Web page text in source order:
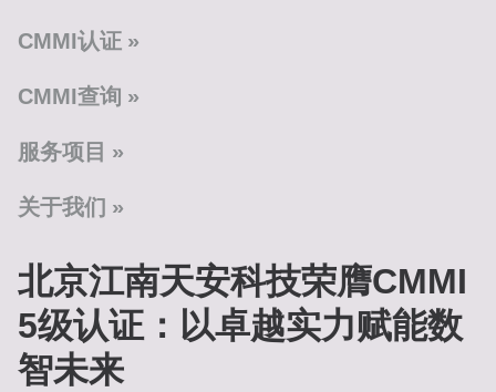
CMMI认证
CMMI查询
服务项目
关于我们
北京江南天安科技荣膺CMMI
5级认证：以卓越实力赋能数
智未来‌